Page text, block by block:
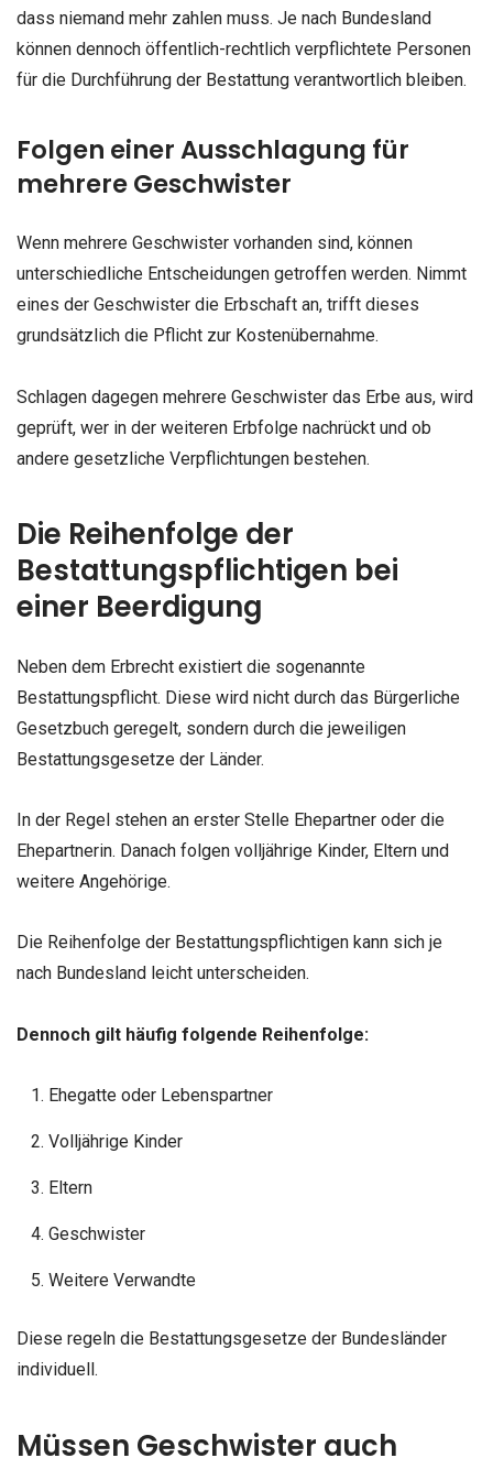
dass niemand mehr zahlen muss. Je nach Bundesland
können dennoch öffentlich-rechtlich verpflichtete Personen
für die Durchführung der Bestattung verantwortlich bleiben.
Folgen einer Ausschlagung für
mehrere Geschwister
Wenn mehrere Geschwister vorhanden sind, können
unterschiedliche Entscheidungen getroffen werden. Nimmt
eines der Geschwister die Erbschaft an, trifft dieses
grundsätzlich die Pflicht zur Kostenübernahme.
Schlagen dagegen mehrere Geschwister das Erbe aus, wird
geprüft, wer in der weiteren Erbfolge nachrückt und ob
andere gesetzliche Verpflichtungen bestehen.
Die Reihenfolge der
Bestattungspflichtigen bei
einer Beerdigung
Neben dem Erbrecht existiert die sogenannte
Bestattungspflicht. Diese wird nicht durch das Bürgerliche
Gesetzbuch geregelt, sondern durch die jeweiligen
Bestattungsgesetze der Länder.
In der Regel stehen an erster Stelle Ehepartner oder die
Ehepartnerin. Danach folgen volljährige Kinder, Eltern und
weitere Angehörige.
Die Reihenfolge der Bestattungspflichtigen kann sich je
nach Bundesland leicht unterscheiden.
Dennoch gilt häufig folgende Reihenfolge:
Ehegatte oder Lebenspartner
Volljährige Kinder
Eltern
Geschwister
Weitere Verwandte
Diese regeln die Bestattungsgesetze der Bundesländer
individuell.
Müssen Geschwister auch